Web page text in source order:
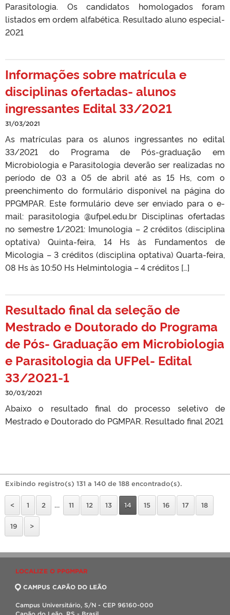
Parasitologia. Os candidatos homologados foram
listados em ordem alfabética. Resultado aluno especial-
2021
Informações sobre matrícula e
disciplinas ofertadas- alunos
ingressantes Edital 33/2021
31/03/2021
As matrículas para os alunos ingressantes no edital
33/2021 do Programa de Pós-graduação em
Microbiologia e Parasitologia deverão ser realizadas no
período de 03 a 05 de abril até as 15 Hs, com o
preenchimento do formulário disponível na página do
PPGMPAR. Este formulário deve ser enviado para o e-
mail: parasitologia @ufpel.edu.br Disciplinas ofertadas
no semestre 1/2021: Imunologia – 2 créditos (disciplina
optativa) Quinta-feira, 14 Hs às Fundamentos de
Micologia – 3 créditos (disciplina optativa) Quarta-feira,
08 Hs às 10:50 Hs Helmintologia – 4 créditos […]
Resultado final da seleção de
Mestrado e Doutorado do Programa
de Pós- Graduação em Microbiologia
e Parasitologia da UFPel- Edital
33/2021-1
30/03/2021
Abaixo o resultado final do processo seletivo de
Mestrado e Doutorado do PGMPAR. Resultado final 2021
Exibindo registro(s) 131 a 140 de 188 encontrado(s).
< 1 2 … 11 12 13 14 15 16 17 18
19 >
LOCALIZE O PPGMPAR
CAMPUS CAPÃO DO LEÃO
Campus Universitário, S/N - CEP 96160-000